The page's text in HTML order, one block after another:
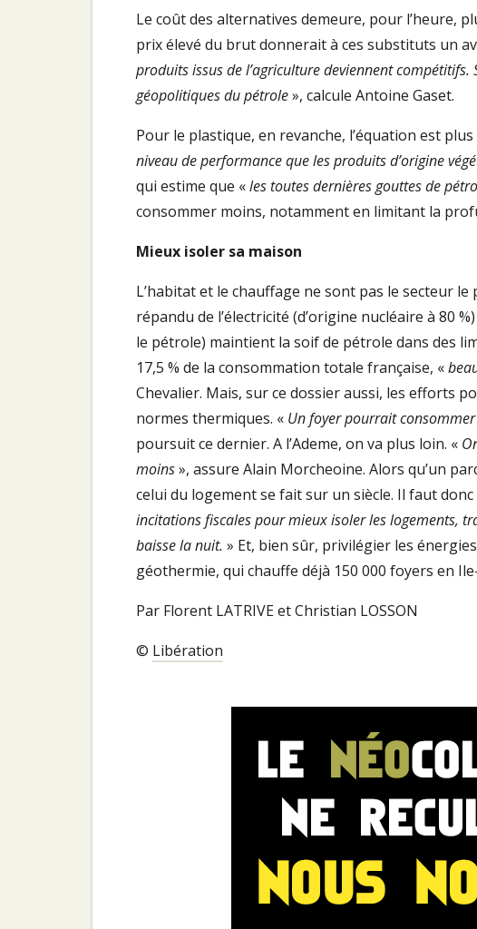
Le coût des alternatives demeure, pour l’heure,­
prix élevé du brut donnerait à ces substituts un
produits issus de l’agriculture deviennent
géopolitiques du pétrole», calcule Antoine Gaset.
Pour le plastique, en revanche, l’équation est plus
niveau de performance que les produits d’origine
qui estime que «les toutes dernières gouttes de
consommer moins, notamment en limitant la
Mieux isoler sa maison
L’habitat et le chauffage ne sont pas le secteur
répandu de l’électricité (d’origine nucléaire à 80
le pétrole) maintient la soif de pétrole dans des
17,5 % de la consommation totale française, «
Chevalier. Mais, sur ce dossier aussi, les efforts
normes thermiques. « Un foyer pourrait
poursuit ce dernier. A l’Ademe, on va plus loin. «
moins», assure Alain Morcheoine. Alors qu’un
celui du logement se fait sur un siècle. Il faut donc
incitations fiscales pour mieux isoler les logements,
baisse la nuit. » Et, bien sûr, privilégier les
géothermie, qui chauffe déjà 150 000 foyers en
Par Florent LATRIVE et Christian LOSSON
© Libération